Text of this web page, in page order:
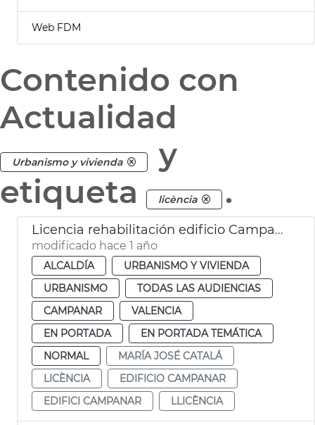
Web FDM
Contenido con
Actualidad
Urbanismo y vivienda
y
etiqueta
licència .
Licencia rehabilitación edificio Campanar
modificado hace 1 año
ALCALDÍA
URBANISMO Y VIVIENDA
URBANISMO
TODAS LAS AUDIENCIAS
CAMPANAR
VALENCIA
EN PORTADA
EN PORTADA TEMÁTICA
NORMAL
MARÍA JOSÉ CATALÁ
LICÈNCIA
EDIFICIO CAMPANAR
EDIFICI CAMPANAR
LLICÈNCIA